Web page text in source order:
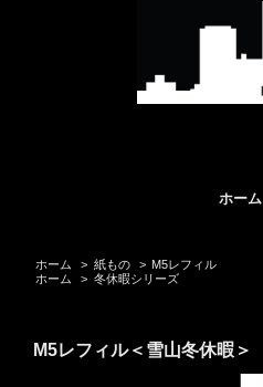
ホーム
ホーム > 紙もの > M5レフィル
ホーム
> 冬休暇シリーズ
M5レフィル＜雪山冬休暇＞